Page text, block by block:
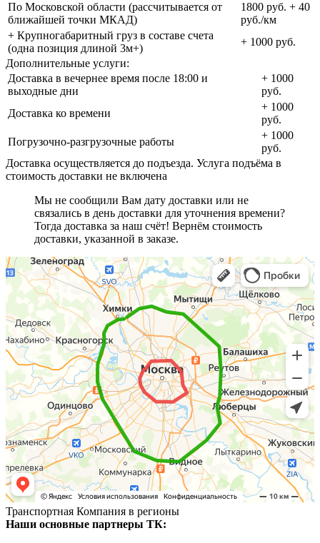
По Московской области (рассчитывается от
ближайшей точки МКАД)
1800 руб. + 40
руб./км
+ Крупногабаритный груз в составе счета
(одна позиция длиной 3м+)
+ 1000 руб.
Дополнительные услуги:
Доставка в вечернее время после 18:00 и
выходные дни
+ 1000
руб.
Доставка ко времени
+ 1000
руб.
Погрузочно-разгрузочные работы
+ 1000
руб.
Доставка осуществляется до подъезда. Услуга подъёма в
стоимость доставки не включена
Мы не сообщили Вам дату доставки или не
связались в день доставки для уточнения времени?
Тогда доставка за наш счёт! Вернём стоимость
доставки, указанной в заказе.
Транспортная Компания в регионы
Наши основные партнеры ТК: